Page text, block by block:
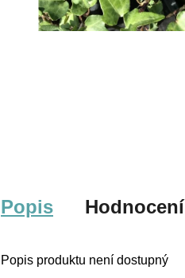
Popis Hodnocení
Popis produktu není dostupný